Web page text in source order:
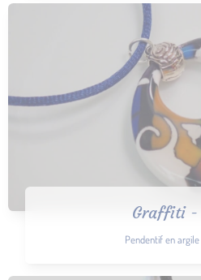
Graffiti -
Pendentif en